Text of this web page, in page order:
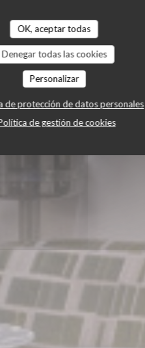
OK, aceptar todas
Denegar todas las cookies
Personalizar
de protección de datos personales
de gestión de cookies